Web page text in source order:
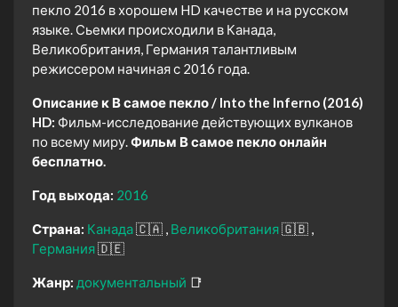
пекло 2016 в хорошем HD качестве и на русском
языке. Сьемки происходили в Канада,
Великобритания, Германия талантливым
режиссером начиная с 2016 года.
Описание к В самое пекло / Into the Inferno (2016)
HD: Фильм-исследование действующих вулканов
по всему миру.Фильм В самое пекло онлайн
бесплатно.
Год выхода: 2016
Страна: Канада🇨🇦 Великобритания🇬🇧
Германия🇩🇪
Жанр: документальный 📑